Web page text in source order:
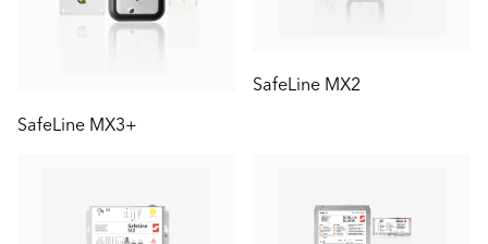
SafeLine MX3+
SafeLine MX2